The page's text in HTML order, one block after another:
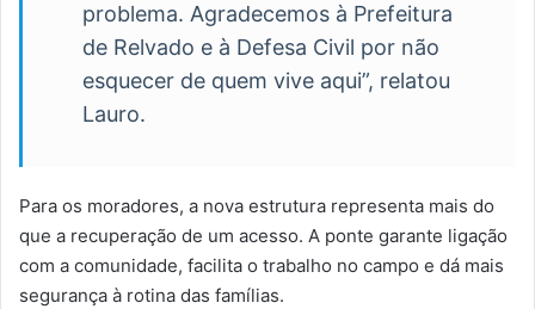
problema. Agradecemos à Prefeitura
de Relvado e à Defesa Civil por não
esquecer de quem vive aqui”, relatou
Lauro.
Para os moradores, a nova estrutura representa mais do
que a recuperação de um acesso. A ponte garante ligação
com a comunidade, facilita o trabalho no campo e dá mais
segurança à rotina das famílias.